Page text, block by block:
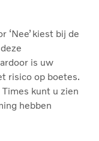
‘Nee’ kiest bij de
is uw
risico op boetes.
kunt u zien
hebben